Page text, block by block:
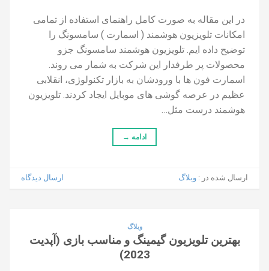
در این مقاله به صورت کامل راهنمای استفاده از تمامی
امکانات تلویزیون هوشمند ( اسمارت ) سامسونگ را
توضیح داده ایم. تلویزیون هوشمند سامسونگ جزو
محصولات پر طرفدار این شرکت به شمار می روند.
اسمارت فون ها با ورودشان به بازار تکنولوژی، انقلابی
عظیم در عرصه گوشی های موبایل ایجاد کردند. تلویزیون
هوشمند درست مثل…
ادامه →
ارسال شده در :وبلاگ ارسال دیدگاه
وبلاگ
بهترین تلویزیون گیمینگ و مناسب بازی (آپدیت
2023)